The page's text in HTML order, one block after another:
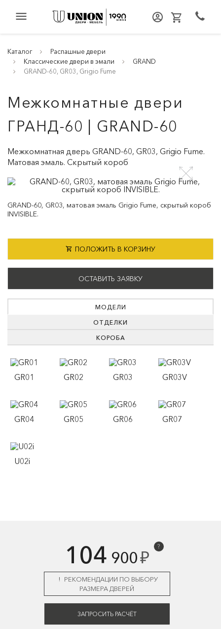
menu
Каталог
Распашные двери
Классические двери в эмали
GRAND
GRAND-60, GR03, Grigio Fume
Межкомнатные двери
ГРАНД-60 | GRAND-60
Межкомнатная дверь GRAND-60, GR03, Grigio Fume.
Матовая эмаль. Скрытый короб
GRAND-60, GR03, матовая эмаль Grigio Fume, скрытый короб
INVISIBLE.
ПОЛОЖИТЬ В КОРЗИНУ
ОСТАВИТЬ ЗАЯВКУ
МОДЕЛИ
ОТДЕЛКИ
КОРОБА
GR01 GR02 GR03 GR03V
GR04 GR05 GR06 GR07
U02i
104 900₽
?
РЕКОМЕНДАЦИИ ПО ВЫБОРУ
РАЗМЕРА ДВЕРЕЙ
ЗАПРОСИТЬ РАСЧЁТ